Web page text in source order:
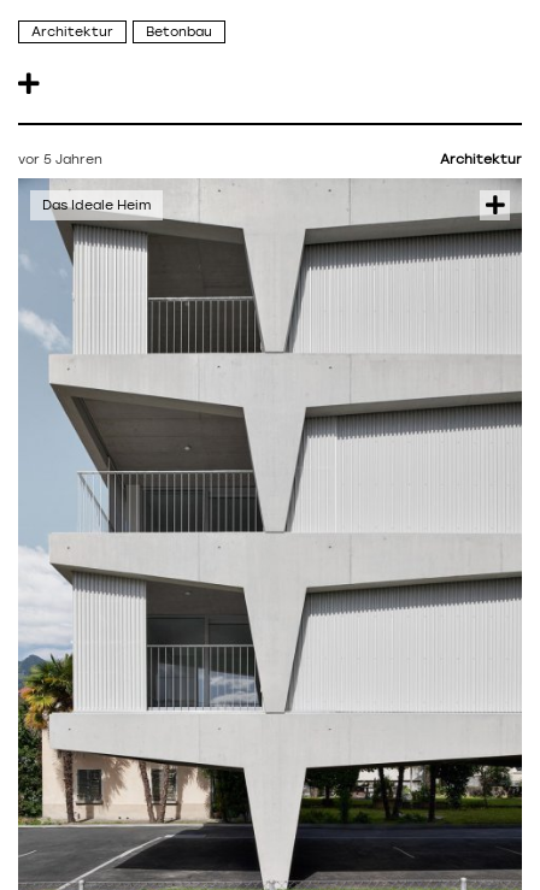
Architektur Betonbau
vor 5 Jahren Architektur